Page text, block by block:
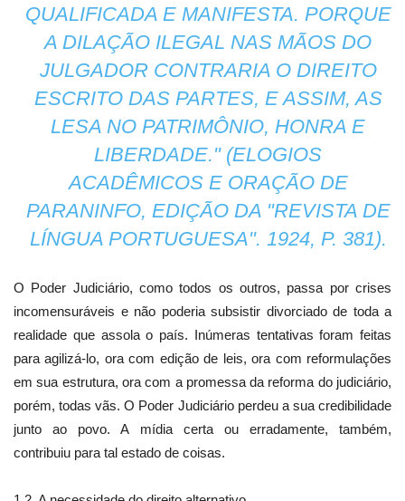
QUALIFICADA E MANIFESTA. PORQUE
A DILAÇÃO ILEGAL NAS MÃOS DO
JULGADOR CONTRARIA O DIREITO
ESCRITO DAS PARTES, E ASSIM, AS
LESA NO PATRIMÔNIO, HONRA E
LIBERDADE." (ELOGIOS
ACADÊMICOS E ORAÇÃO DE
PARANINFO, EDIÇÃO DA "REVISTA DE
LÍNGUA PORTUGUESA". 1924, P. 381).
O Poder Judiciário, como todos os outros, passa por crises
incomensuráveis e não poderia subsistir divorciado de toda a
realidade que assola o país. Inúmeras tentativas foram feitas
para agilizá-lo, ora com edição de leis, ora com reformulações
em sua estrutura, ora com a promessa da reforma do judiciário,
porém, todas vãs. O Poder Judiciário perdeu a sua credibilidade
junto ao povo. A mídia certa ou erradamente, também,
contribuiu para tal estado de coisas.